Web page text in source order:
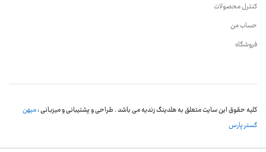
کنترل محصولات
حساب من
فروشگاه
کلیه حقوق این سایت متعلق به هلدینگ زندیه می باشد . طراحی و پشتیبانی و میزبانی :میهن
گستر پارس